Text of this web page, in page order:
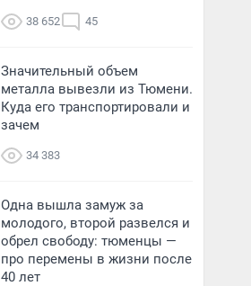
38 652 45
Значительный объем
металла вывезли из Тюмени.
Куда его транспортировали и
зачем
34 383
Одна вышла замуж за
молодого, второй развелся и
обрел свободу: тюменцы —
про перемены в жизни после
40 лет